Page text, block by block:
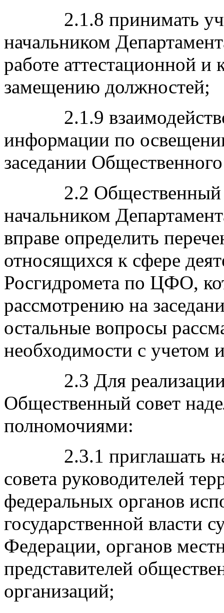
2.1.8 принимать
начальником
работе аттестационной
замещению должностей;
2.1.9
информации по
заседании
2.2 Общественный
начальником
вправе определить
относящихся к сфере
Росгидромета по ЦФО,
рассмотрению на
остальные вопросы
необходимости с учетом
2.3 Для реализации
Общественный совет
полномочиями:
2.3.1 приглашать на
совета руководителей
федеральных органов
государственной власти
Федерации, органов
представителей
организаций;